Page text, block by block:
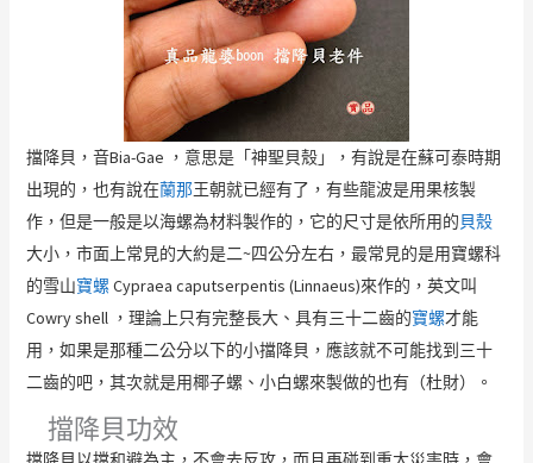
擋降貝，音Bia-Gae ，意思是「神聖貝殼」，有說是在蘇可泰時期
出現的，也有說在蘭那王朝就已經有了，有些龍波是用果核製
作，但是一般是以海螺為材料製作的，它的尺寸是依所用的貝殼
大小，市面上常見的大約是二~四公分左右，最常見的是用寶螺科
的雪山寶螺Cypraea caputserpentis (Linnaeus)來作的，英文叫
Cowry shell ，理論上只有完整長大、具有三十二齒的寶螺才能
用，如果是那種二公分以下的小擋降貝，應該就不可能找到三十
二齒的吧，其次就是用椰子螺、小白螺來製做的也有（杜財）。
擋降貝功效